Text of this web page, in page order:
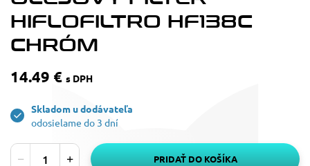
HIFLOFILTRO HF138C
CHRÓM
14.49 € s DPH
Skladom u dodávateľa
odosielame do 3 dní
PRIDAŤ DO KOŠÍKA